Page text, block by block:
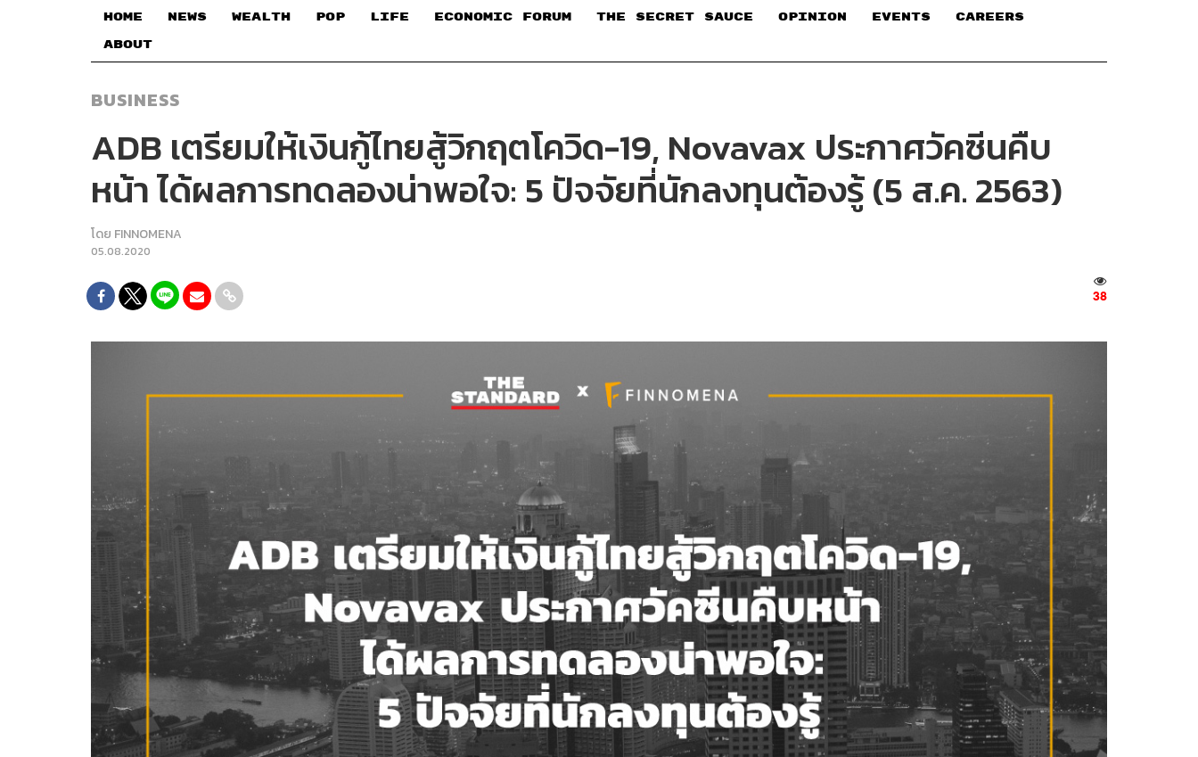
HOME NEWS WEALTH POP LIFE ECONOMIC FORUM THE SECRET SAUCE​ OPINION EVENTS CAREERS
ABOUT
BUSINESS
ADB เตรียมให้เงินกู้ไทยสู้วิกฤตโควิด-19, Novavax ประกาศวัคซีนคืบ
หน้า ได้ผลการทดลองน่าพอใจ: 5 ปัจจัยที่นักลงทุนต้องรู้ (5 ส.ค. 2563)
โดย FINNOMENA
05.08.2020
38